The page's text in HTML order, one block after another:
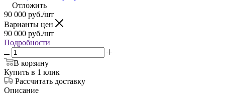
Отложить
90 000 руб./шт
Варианты цен
90 000 руб./шт
Подробности
В корзину
Купить в 1 клик
Рассчитать доставку
Описание